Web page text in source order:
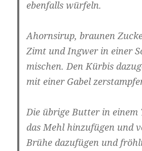
ebenfalls würfeln.
Ahornsirup, braunen
Zimt und Ingwer in einer
mischen. Den Kürbis
mit einer Gabel
Die übrige Butter in einem
das Mehl hinzufügen und
Brühe dazufügen und